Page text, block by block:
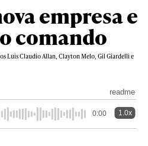
empresa e
comando
Luis Claudio Allan, Clayton Melo, Gil Giardelli e
readme
0:00 1.0x